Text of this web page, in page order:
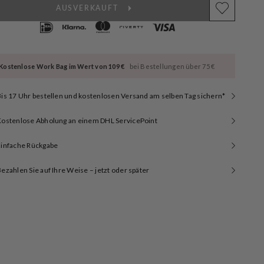
AUSVERKAUFT
Work Bag im Wert von 109 € bei Bestellungen über 75 €
17 Uhr bestellen und kostenlosen Versand am selben Tag sichern*
Abholung an einem DHL ServicePoint
Rückgabe
Sie auf Ihre Weise – jetzt oder später